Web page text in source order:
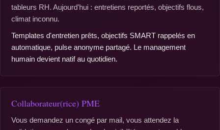
tableurs RH. Aujourd'hui : entretiens reportés, objectifs flous,
climat inconnu.
Templates d'entretien prêts, objectifs SMART rappelés en
automatique, pulse anonyme partagé. Le management
humain devient natif au quotidien.
Collaborateur(rice) PME
Vous demandez un congé par mail, vous attendez la